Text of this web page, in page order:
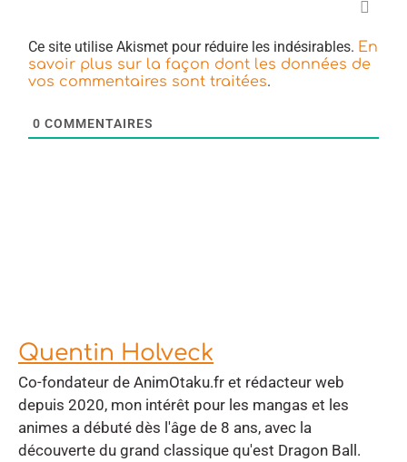
Ce site utilise Akismet pour réduire les indésirables. En
savoir plus sur la façon dont les données de
vos commentaires sont traitées.
0 COMMENTAIRES
Quentin Holveck
Co-fondateur de AnimOtaku.fr et rédacteur web
depuis 2020, mon intérêt pour les mangas et les
animes a débuté dès l'âge de 8 ans, avec la
découverte du grand classique qu'est Dragon Ball.